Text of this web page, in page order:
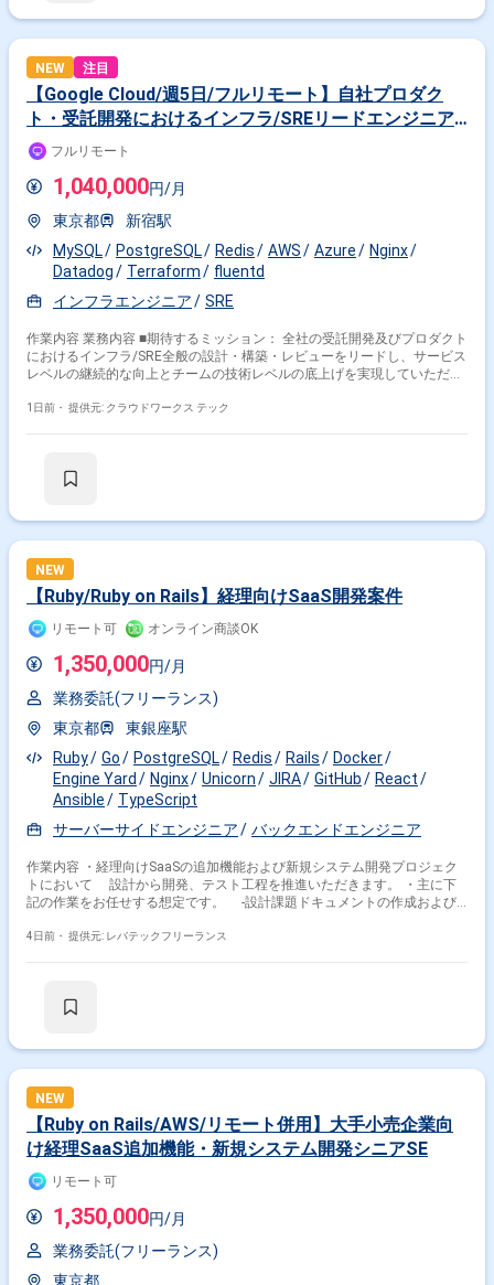
NEW 注目
【Google Cloud/週5日/フルリモート】自社プロダク
ト・受託開発におけるインフラ/SREリードエンジニア
案件フルリモート
1,040,000円/月
東京都
新宿駅
MySQL
PostgreSQL Redis AWS Azure
Nginx
Datadog
Terraform
fluentd
インフラエンジニア
SRE
作業内容 業務内容 ■期待するミッション： 全社の受託開発及びプロダクト
におけるインフラ/SRE全般の設計・構築・レビューをリードし、サービス
レベルの継続的な向上とチームの技術レベルの底上げを実現していただき
ーキテクチャ設計・構築 ・自社プロダクトおよび受託開発プロジェクトに
備と適切な措置の実施 ・監視体制・障害対応フローの構築 ・SLO/SLAの
ュメント化による社内共有 ■開発環境： DB：MySQL, PostgreSQL, Redis
インフラ：Google Cloud, AWS, Azure, Terraform, Nginx, Fluentd,
CloudWatch, Datadog ■働き方： 稼働量：週5日（月160時間） リモート
稼働：フルリモート可能 フレックス稼働：可能（フルフレックスですが日
中帯稼働できることがベース） 関わるサービス・プロダクト ■企業につい
て： データやAIを活用しデータで価値を上げることを信念に受託開発およ
び自社プロダクトの提供を行っている企業です。 ■プロダクトについて：
ユーザーインタビューの管理・分析ツールや、ノーコードで実現する自動
分析・モデル開発ツールのほか、自然言語・画像・テーブルデータに対す
る機械学習モデルなどの開発プロジェクトになります。 ■募集背景： 安定
の設計・開発・運用を実践し、既存の環境から常にレベルアップを図るた
め、インフラおよびSREチームを牽引するリードエンジニアを募集してい
ます。
1日前・ 提供元: クラウドワークス テック
NEW
【Ruby/Ruby on Rails】経理向けSaaS開発案件
リモート可 オンライン商談OK
1,350,000円/月
業務委託(フリーランス)
東京都
東銀座駅
Ruby
Go PostgreSQL Redis Rails
Docker
Engine Yard
Nginx Unicorn JIRA GitHub
React
Ansible
TypeScript
サーバーサイドエンジニア
バックエンドエンジニア
作業内容 ・経理向けSaaSの追加機能および新規システム開発プロジェク
トにおいて 設計から開発、テスト工程を推進いただきます。 ・主に下
記の作業をお任せする想定です。 -設計課題ドキュメントの作成および
Railsを用いた、汎用的で保守性の高い設計および実装 -必要に応じた技
4日前・ 提供元: レバテックフリーランス
NEW
【Ruby on Rails/AWS/リモート併用】大手小売企業向
け経理SaaS追加機能・新規システム開発シニアSE
リモート可
1,350,000円/月
業務委託(フリーランス)
東京都